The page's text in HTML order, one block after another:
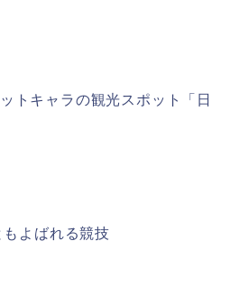
トキャラの観光スポット「日
よばれる競技